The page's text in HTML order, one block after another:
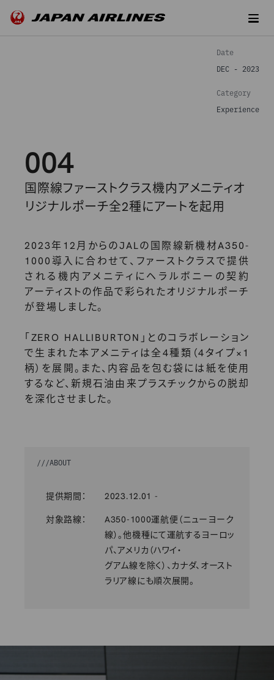
Date
DEC - 2023
Category
Experience
国際線ファーストクラス機内アメニティオ
リジナルポーチ全2種にアートを起用
2023年12月からのJALの国際線新機材A350-
1000導入に合わせて、ファーストクラスで提供
される機内アメニティにヘラルボニーの契約
アーティストの作品で彩られたオリジナルポーチ
が登場しました。
「ZERO HALLIBURTON」とのコラボレーション
で生まれた本アメニティは全4種類（4タイプ×1
柄）を展開。また、内容品を包む袋には紙を使用
するなど、新規石油由来プラスチックからの脱却
を深化させました。
///ABOUT
提供期間： 2023.12.01 -
対象路線：
A350-1000運航便（ニューヨーク
線）。他機種にて運航するヨーロッ
パ、アメリカ（ハワイ・
グアム線を除く）、カナダ、オースト
ラリア線にも順次展開。
004